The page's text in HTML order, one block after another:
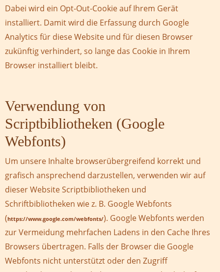
Dabei wird ein Opt-Out-Cookie auf Ihrem Gerät
installiert. Damit wird die Erfassung durch Google
Analytics für diese Website und für diesen Browser
zukünftig verhindert, so lange das Cookie in Ihrem
Browser installiert bleibt.
Verwendung von
Scriptbibliotheken (Google
Webfonts)
Um unsere Inhalte browserübergreifend korrekt und
grafisch ansprechend darzustellen, verwenden wir auf
dieser Website Scriptbibliotheken und
Schriftbibliotheken wie z. B. Google Webfonts
(https://www.google.com/webfonts/). Google Webfonts werden
zur Vermeidung mehrfachen Ladens in den Cache Ihres
Browsers übertragen. Falls der Browser die Google
Webfonts nicht unterstützt oder den Zugriff